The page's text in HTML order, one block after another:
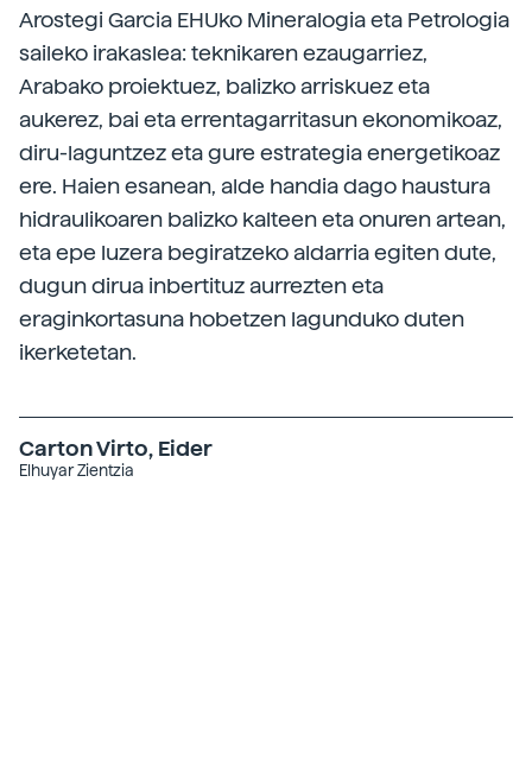
Arostegi Garcia EHUko Mineralogia eta Petrologia
saileko irakaslea: teknikaren ezaugarriez,
Arabako proiektuez, balizko arriskuez eta
aukerez, bai eta errentagarritasun ekonomikoaz,
diru-laguntzez eta gure estrategia energetikoaz
ere. Haien esanean, alde handia dago haustura
hidraulikoaren balizko kalteen eta onuren artean,
eta epe luzera begiratzeko aldarria egiten dute,
dugun dirua inbertituz aurrezten eta
eraginkortasuna hobetzen lagunduko duten
ikerketetan.
Carton Virto, Eider
Elhuyar Zientzia